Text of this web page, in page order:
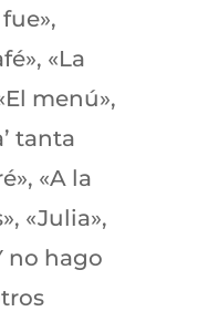
«La
menú»,
tanta
«A la
«Julia»,
no hago